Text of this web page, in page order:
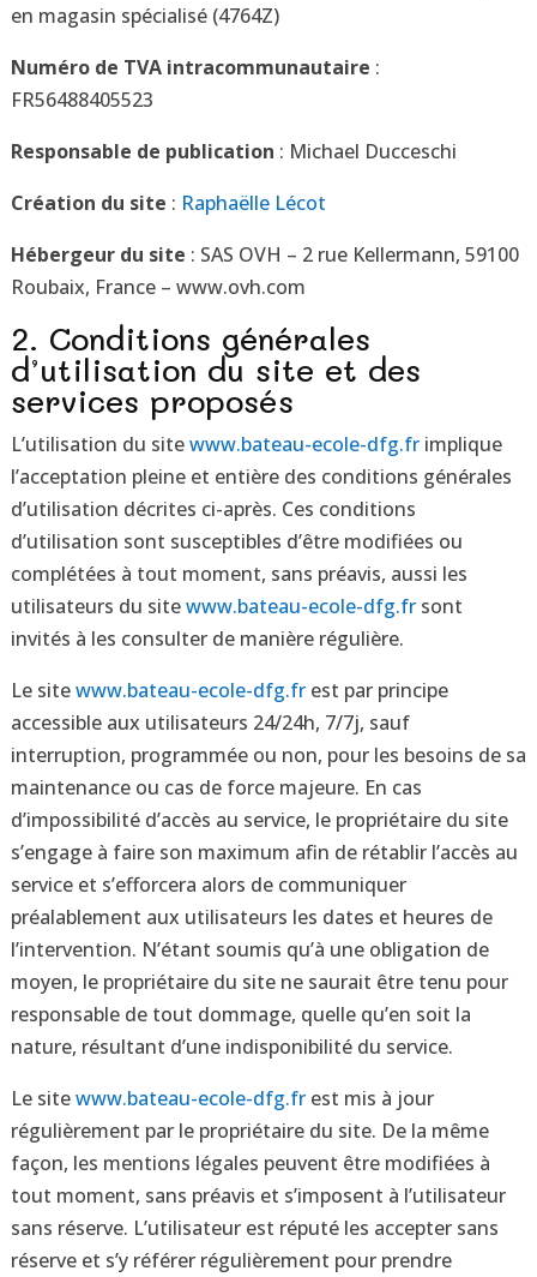
en magasin spécialisé (4764Z)
Numéro de TVA intracommunautaire :
FR56488405523
Responsable de publication : Michael Ducceschi
Création du site : Raphaëlle Lécot
Hébergeur du site : SAS OVH – 2 rue Kellermann, 59100
Roubaix, France – www.ovh.com
2. Conditions générales
d’utilisation du site et des
services proposés
L’utilisation du sitewww.bateau-ecole-dfg.fr implique
l’acceptation pleine et entière des conditions générales
d’utilisation décrites ci-après. Ces conditions
d’utilisation sont susceptibles d’être modifiées ou
complétées à tout moment, sans préavis, aussi les
utilisateurs du sitewww.bateau-ecole-dfg.fr sont
invités à les consulter de manière régulière.
Le sitewww.bateau-ecole-dfg.fr est par principe
accessible aux utilisateurs 24/24h, 7/7j, sauf
interruption, programmée ou non, pour les besoins de sa
maintenance ou cas de force majeure. En cas
d’impossibilité d’accès au service, le propriétaire du site
s’engage à faire son maximum afin de rétablir l’accès au
service et s’efforcera alors de communiquer
préalablement aux utilisateurs les dates et heures de
l’intervention. N’étant soumis qu’à une obligation de
moyen, le propriétaire du site ne saurait être tenu pour
responsable de tout dommage, quelle qu’en soit la
nature, résultant d’une indisponibilité du service.
Le sitewww.bateau-ecole-dfg.fr est mis à jour
régulièrement par le propriétaire du site. De la même
façon, les mentions légales peuvent être modifiées à
tout moment, sans préavis et s’imposent à l’utilisateur
sans réserve. L’utilisateur est réputé les accepter sans
réserve et s’y référer régulièrement pour prendre